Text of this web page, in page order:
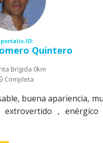
ID:
Quintero
Brígida 0km
Completa
buena apariencia,
extrovertido , enérgico